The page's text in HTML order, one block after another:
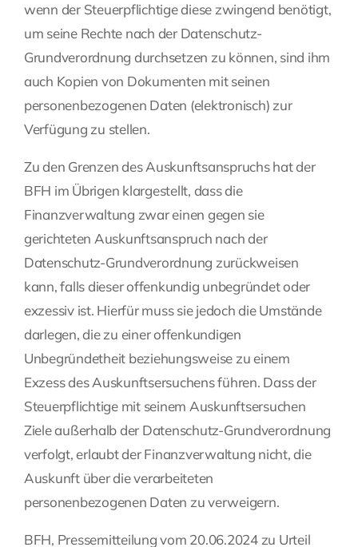
wenn der Steuerpflichtige diese zwingend benötigt,
um seine Rechte nach der Datenschutz-
Grundverordnung durchsetzen zu können, sind ihm
auch Kopien von Dokumenten mit seinen
personenbezogenen Daten (elektronisch) zur
Verfügung zu stellen.
Zu den Grenzen des Auskunftsanspruchs hat der
BFH im Übrigen klargestellt, dass die
Finanzverwaltung zwar einen gegen sie
gerichteten Auskunftsanspruch nach der
Datenschutz-Grundverordnung zurückweisen
kann, falls dieser offenkundig unbegründet oder
exzessiv ist. Hierfür muss sie jedoch die Umstände
darlegen, die zu einer offenkundigen
Unbegründetheit beziehungsweise zu einem
Exzess des Auskunftsersuchens führen. Dass der
Steuerpflichtige mit seinem Auskunftsersuchen
Ziele außerhalb der Datenschutz-Grundverordnung
verfolgt, erlaubt der Finanzverwaltung nicht, die
Auskunft über die verarbeiteten
personenbezogenen Daten zu verweigern.
BFH, Pressemitteilung vom 20.06.2024 zu Urteil